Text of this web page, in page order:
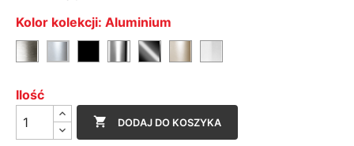
Kolor kolekcji: Aluminium
Inox AluminiumCzarnyChromCzarny
chrom
SatynaBiały
Ilość
 DODAJ DO KOSZYKA